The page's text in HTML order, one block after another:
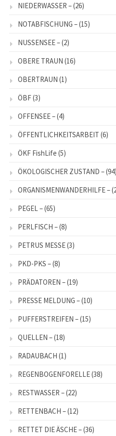
NIEDERWASSER –(26)
NOTABFISCHUNG –(15)
NUSSENSEE –(2)
OBERE TRAUN (16)
OBERTRAUN (1)
ÖBF(3)
OFFENSEE –(4)
ÖFFENTLICHKEITSARBEIT (6)
ÖKF FishLife (5)
ÖKOLOGISCHER ZUSTAND –(94)
ORGANISMENWANDERHILFE –
PEGEL –(65)
PERLFISCH –(8)
PETRUS MESSE(3)
PKD-PKS –(8)
PRÄDATOREN –(19)
PRESSE MELDUNG –(10)
PUFFERSTREIFEN –(15)
QUELLEN –(18)
RADAUBACH (1)
REGENBOGENFORELLE(38)
RESTWASSER –(22)
RETTENBACH –(12)
RETTET DIE ÄSCHE –(36)